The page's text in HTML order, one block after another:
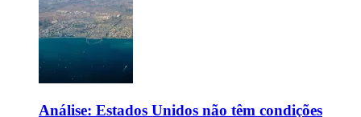
Análise: Estados Unidos não têm condições